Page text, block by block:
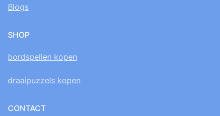
Blogs
SHOP
bordspellen kopen
draaipuzzels kopen
CONTACT